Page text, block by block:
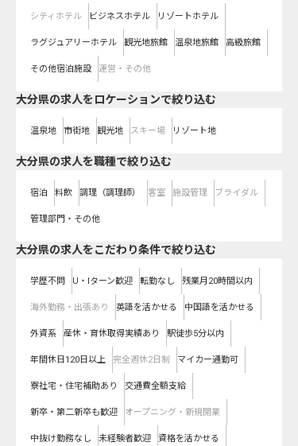
シティホテル ビジネスホテル リゾートホテル
ラグジュアリーホテル 観光地旅館 温泉地旅館 高級旅館
その他宿泊施設 運営・その他
大分県の求人をロケーションで絞り込む
温泉地 市街地 観光地 スキー場 リゾート地
大分県の求人を職種で絞り込む
宿泊 料飲 調理（調理師） 客室 施設管理 ブライダル
管理部門・その他
大分県の求人をこだわり条件で絞り込む
学歴不問 U・Iターン歓迎 転勤なし 残業月20時間以内
海外勤務・出張あり 英語を活かせる 中国語を活かせる
外資系 産休・育休取得実績あり 駅徒歩5分以内
年間休日120日以上 完全週休2日制 マイカー通勤可
寮社宅・住宅補助あり 交通費全額支給
新卒・第二新卒も歓迎 オープニング・新規開業
中抜け勤務なし 未経験者歓迎 資格を活かせる